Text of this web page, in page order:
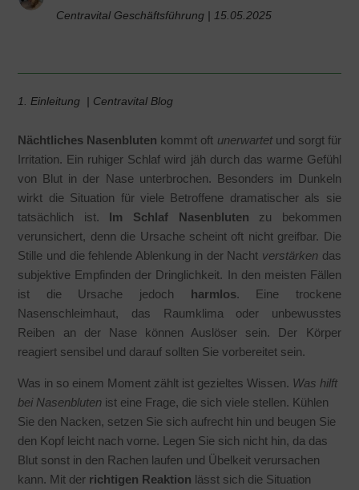
Centravital Geschäftsführung | 15.05.2025
1. Einleitung | Centravital Blog
Nächtliches Nasenbluten kommt oft unerwartetund sorgt für
Irritation. Ein ruhiger Schlaf wird jäh durch das warme Gefühl
von Blut in der Nase unterbrochen. Besonders im Dunkeln
wirkt die Situation für viele Betroffene dramatischer als sie
tatsächlich ist. Im Schlaf Nasenbluten zu bekommen
verunsichert, denn die Ursache scheint oft nicht greifbar. Die
Stille und die fehlende Ablenkung in der Nacht verstärken das
subjektive Empfinden der Dringlichkeit. In den meisten Fällen
ist die Ursache jedoch harmlos. Eine trockene
Nasenschleimhaut, das Raumklima oder unbewusstes
Reiben an der Nase können Auslöser sein. Der Körper
reagiert sensibel und darauf sollten Sie vorbereitet sein.
Was in so einem Moment zählt ist gezieltes Wissen. Was hilft
bei Nasenbluten ist eine Frage, die sich viele stellen. Kühlen
Sie den Nacken, setzen Sie sich aufrecht hin und beugen Sie
den Kopf leicht nach vorne. Legen Sie sich nicht hin, da das
Blut sonst in den Rachen laufen und Übelkeit verursachen
kann. Mit der richtigen Reaktion lässt sich die Situation